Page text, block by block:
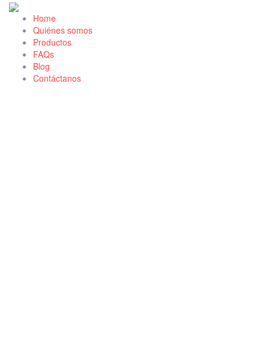
Home
Quiénes somos
Productos
FAQs
Blog
Contáctanos